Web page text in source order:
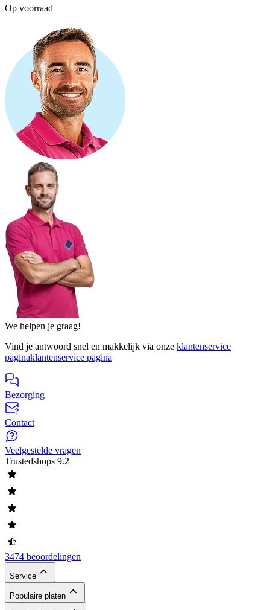
Op voorraad
We helpen je graag!
Vind je antwoord snel en makkelijk via onze klantenservice
paginaklantenservice pagina
Bezorging
Contact
Veelgestelde vragen
Trustedshops 9.2
3474 beoordelingen
Service
Populaire platen